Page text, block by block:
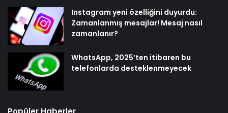
Instagram yeni özelliğini duyurdu:
Zamanlanmış mesajlar! Mesaj nasıl
zamanlanır?
WhatsApp, 2025’ten itibaren bu
telefonlarda desteklenmeyecek